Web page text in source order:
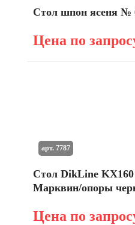
Стол шпон ясеня №
Цена по
Стол DikLine
Марквин/опоры
Цена по
арт. 7787